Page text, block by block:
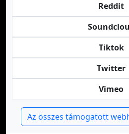
Reddit
Tiktok
Twitter
Vimeo
Az összes támogatott